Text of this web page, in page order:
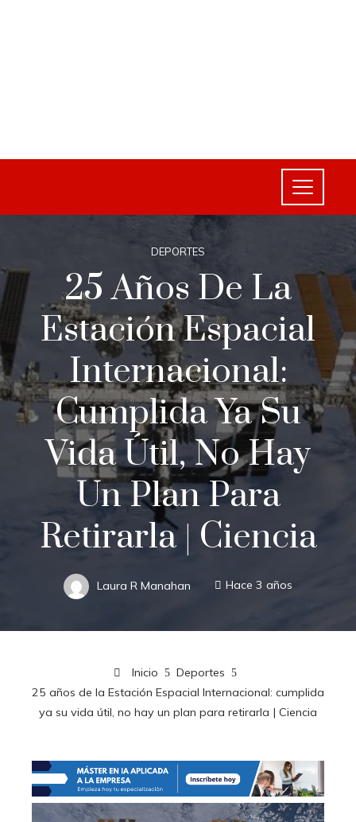
DEPORTES
25 Años De La
Estación Espacial
Internacional:
Cumplida Ya Su
Vida Útil, No Hay
Un Plan Para
Retirarla | Ciencia
Laura R Manahan Hace 3 años
Inicio
Deportes
25 años de la Estación Espacial Internacional: cumplida
ya su vida útil, no hay un plan para retirarla | Ciencia